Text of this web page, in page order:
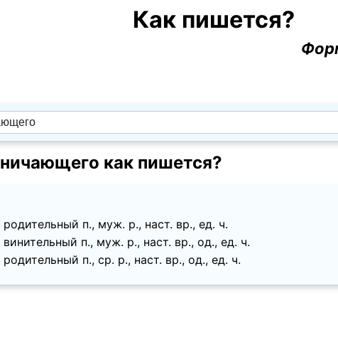
Как пишется?
как пишется?
п., муж. p., наст. вр., ед. ч.
п., муж. p., наст. вр., од., ед. ч.
п., ср. p., наст. вр., од., ед. ч.